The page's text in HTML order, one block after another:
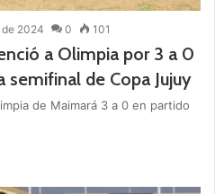
2024 0 101
a Olimpia por 3 a 0
semifinal de Copa Jujuy
de Maimará 3 a 0 en partido